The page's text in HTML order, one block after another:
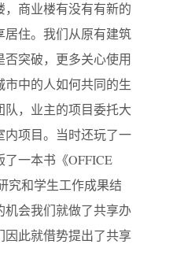
商业楼有没有有新的
住。我们从原有建筑
突破，更多关心使用
中的人如何共同的生
，业主的项目委托大
内项目。当时还玩了一
一本书《OFFICE
究和学生工作成果结
会我们就做了共享办
因此就借势提出了共享